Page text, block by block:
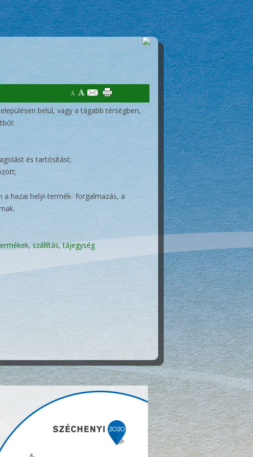
belül, vagy a tágabb térségben,
és tartósítást;
a hazai helyi-termék- forgalmazás, a
,szállítás,tájegység